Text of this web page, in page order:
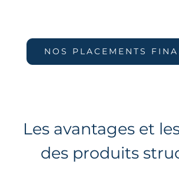
NOS PLACEMENTS
Les avantages et
des produits